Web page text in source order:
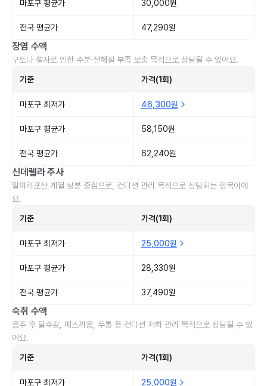
마포구 평균가 30,000원
전국 평균가 47,290원
장염 수액
구토나 설사로 인한 수분·전해질 부족 보충 목적으로 상담될 수 있어요.
기준 가격(1회)
마포구 최저가 46,300원
마포구 평균가 58,150원
전국 평균가 62,240원
신데렐라 주사
알파리포산 계열 성분 중심으로, 컨디션 관리 목적으로 상담되는 항목이에
요.
기준 가격(1회)
마포구 최저가 25,000원
마포구 평균가 28,330원
전국 평균가 37,490원
숙취 수액
음주 후 탈수감, 메스꺼움, 두통 등 컨디션 저하 관리 목적으로 상담될 수 있
어요.
기준 가격(1회)
마포구 최저가 25,000원